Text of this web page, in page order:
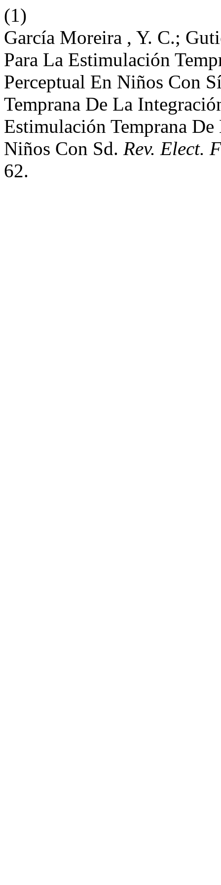
(1)
García Moreira , Y. C.;
Para La Estimulación
Perceptual En Niños Con
Temprana De La
Estimulación Temprana
Niños Con Sd. Rev. Elect.
62.